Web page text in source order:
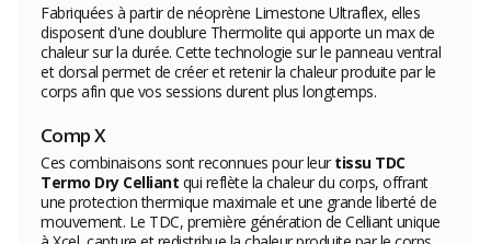
Fabriquées à partir de néoprène Limestone Ultraflex, elles
disposent d'une doublure Thermolite qui apporte un max de
chaleur sur la durée. Cette technologie sur le panneau ventral
et dorsal permet de créer et retenir la chaleur produite par le
corps afin que vos sessions durent plus longtemps.
Comp X
Ces combinaisons sont reconnues pour leur tissu TDC
Termo Dry Celliant qui reflète la chaleur du corps, offrant
une protection thermique maximale et une grande liberté de
mouvement. Le TDC, première génération de Celliant unique